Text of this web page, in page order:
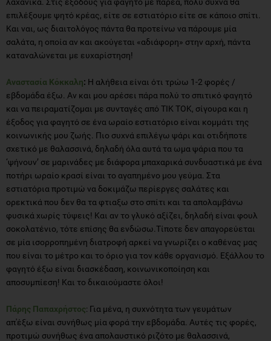
επιλέξουμε ψητό κρέας, είτε σε εστιατόριο είτε σε κάποιο σπίτι.
Και ναι, ως διαιτολόγος πάντα θα προτείνω να πάρουμε μία
σαλάτα, η οποία αν και ακούγεται «αδιάφορη» στην αρχή, πάντα
καταναλώνεται με ευχαρίστηση!
Αναστασία Κόκκαλη: Η αλήθεια είναι ότι τρώω 1-2 φορές /
εβδομάδα έξω. Αν και μου αρέσει πάρα πολύ το σπιτικό φαγητό
και να πειραματίζομαι με συνταγές από TIK TOK, σίγουρα και η
έξοδος για φαγητό σε ένα ωραίο εστιατόριο είναι κομμάτι της
κοινωνικής μου ζωής. Πιο συχνά επιλέγω ψάρι και οτιδήποτε
σχετικό με θαλασσινά, δηλαδή όλα αυτά τα ωμα ψάρια που τα
‘ψήνουν’ σε μαρινάδες με διάφορα μπαχαρικά συνδυαστικά με ένα
ποτήρι ωραίο κρασί είναι το αγαπημένο μου γεύμα. Στα
εστιατόρια προτιμώ να δοκιμάζω περίεργες σαλάτες και
ορεκτικά που δεν θα τα φτιαξω στο σπίτι και τα απολαμβάνω
φυσικά χωρίς τύψεις! Και αν το γλυκό αξίζει, δηλαδή είναι φουλ
σοκολατένιο, τότε επίσης θα ενδώσω.Τίποτε δεν απαγορεύεται
σε μία ισορροπημένη διατροφή αρκεί να γνωρίζει ο καθένας μας
που είναι το μέτρο και το όριο για τον κάθε οργανισμό. Εξάλλου το
φαγητό έξω είναι διασκέδαση, κοινωνικοποίηση και
αποσυμπίεση! Και το δικαιούμαστε όλοι!
Πάρης Παπαχρήστος: Για μένα, η συχνότητα των γευμάτων
απ'έξω είναι συνήθως μία φορά την εβδομάδα. Αυτές τις φορές,
προτιμώ συνήθως ένα απολαυστικό ριζότο με θαλασσινά,